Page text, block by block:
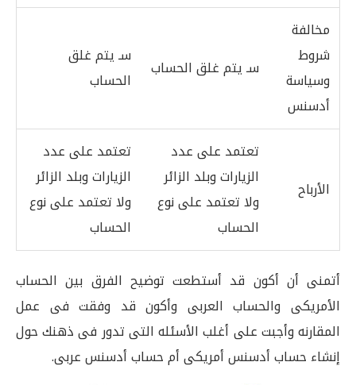
مخالفة
شروط
وسياسة
أدسنس
سـ يتم غلق الحساب
سـ يتم غلق
الحساب
الأرباح
تعتمد على عدد
الزيارات وبلد الزائر
ولا تعتمد على نوع
الحساب
تعتمد على عدد
الزيارات وبلد الزائر
ولا تعتمد على نوع
الحساب
أتمنى أن أكون قد أستطعت توضيح الفرق بين الحساب
الأمريكى والحساب العربى وأكون قد وفقت فى عمل
المقارنه وأجبت على أغلب الأسئله التى تدور فى ذهنك حول
إنشاء حساب أدسنس أمريكى أم حساب أدسنس عربى.